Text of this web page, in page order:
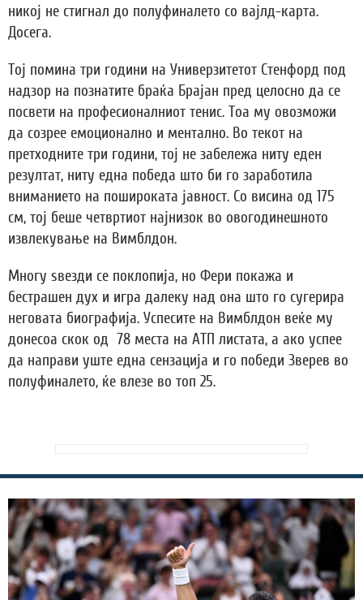
никој не стигнал до полуфиналето со вајлд-карта.
Досега.
Тој помина три години на Универзитетот Стенфорд под
надзор на познатите браќа Брајан пред целосно да се
посвети на професионалниот тенис. Тоа му овозможи
да созрее емоционално и ментално. Во текот на
претходните три години, тој не забележа ниту еден
резултат, ниту една победа што би го заработила
вниманието на пошироката јавност. Со висина од 175
см, тој беше четвртиот најнизок во овогодинешното
извлекување на Вимблдон.
Многу ѕвезди се поклопија, но Фери покажа и
бестрашен дух и игра далеку над она што го сугерира
неговата биографија. Успесите на Вимблдон веќе му
донесоа скок од 78 места на АТП листата, а ако успее
да направи уште една сензација и го победи Зверев во
полуфиналето, ќе влезе во топ 25.